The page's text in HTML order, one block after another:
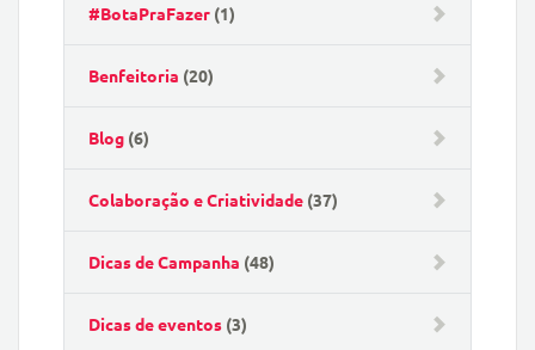
#BotaPraFazer (1)
Benfeitoria (20)
Blog (6)
Colaboração e Criatividade (37)
Dicas de Campanha (48)
Dicas de eventos (3)